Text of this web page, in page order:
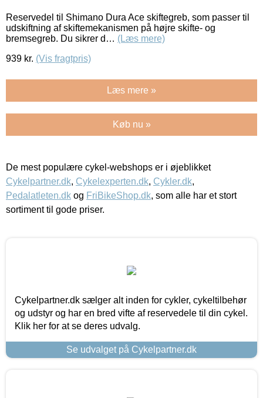
Reservedel til Shimano Dura Ace skiftegreb, som passer til
udskiftning af skiftemekanismen på højre skifte- og
bremsegreb. Du sikrer d… (Læs mere)
939 kr. (Vis fragtpris)
Læs mere »
Køb nu »
De mest populære cykel-webshops er i øjeblikket
Cykelpartner.dk, Cykelexperten.dk, Cykler.dk,
Pedalatleten.dk og FriBikeShop.dk, som alle har et stort
sortiment til gode priser.
Cykelpartner.dk sælger alt inden for cykler, cykeltilbehør
og udstyr og har en bred vifte af reservedele til din cykel.
Klik her for at se deres udvalg.
Se udvalget på Cykelpartner.dk